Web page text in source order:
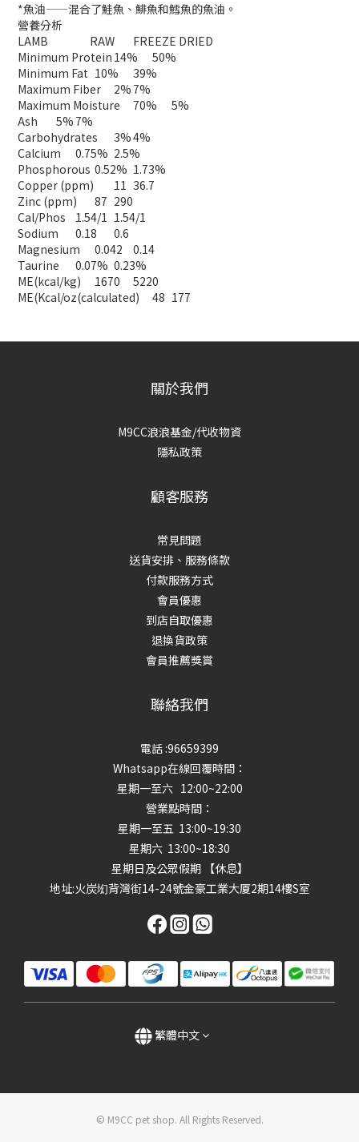
*魚油——混合了鮭魚、鯡魚和鱈魚的魚油。
營養分析
LAMB
RAW
FREEZE DRIED
Minimum Protein 14%
50%
Minimum Fat 10%
39%
Maximum Fiber
2% 7%
Maximum Moisture
70%
5%
Ash
5% 7%
Carbohydrates
3%4%
Calcium
0.75% 2.5%
Phosphorous 0.52% 1.73%
Copper (ppm)
11 36.7
Zinc (ppm)
87 290
Cal/Phos
1.54/1 1.54/1
Sodium
0.18
0.6
Magnesium
0.042
0.14
Taurine
0.07% 0.23%
ME(kcal/kg)
1670
5220
ME(Kcal/oz(calculated)
48 177
關於我們
M9CC浪浪基金/代收物資
隱私政策
顧客服務
常見問題
送貨安排、服務條款
付款服務方式
會員優惠
到店自取優惠
退換貨政策
會員推薦獎賞
聯絡我們
電話 :96659399
Whatsapp在線回覆時間：
星期一至六 12:00~22:00
營業點時間：
星期一至五 13:00~19:30
星期六 13:00~18:30
星期日及公眾假期 【休息】
地址:火炭㘭背灣街14-24號金豪工業大厦2期14樓S室
繁體中文
© M9CC pet shop. All Rights Reserved.